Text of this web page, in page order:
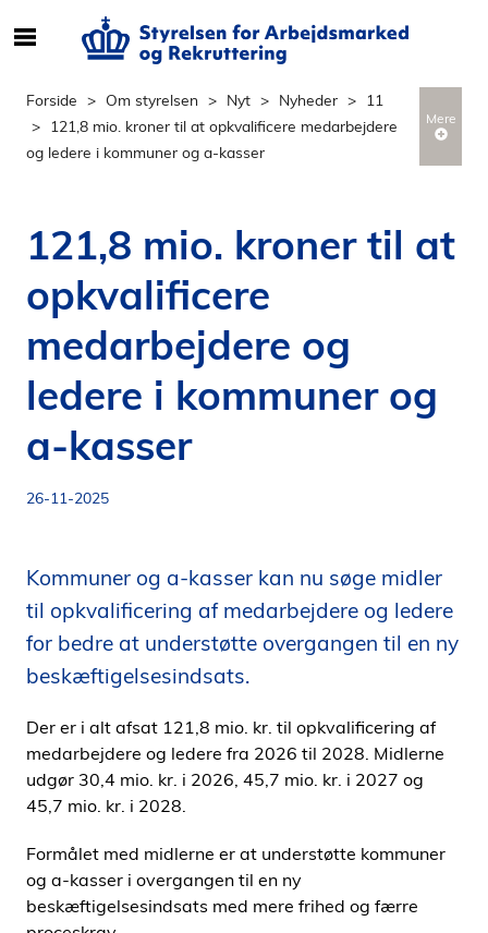
e
f
d
o
d
å
n
Forside Om styrelsen Nyt Nyheder
11
121,8 mio. kroner til at opkvalificere medarbejdere
og ledere i kommuner og a-kasser
121,8 mio. kroner til at
opkvalificere
medarbejdere og
ledere i kommuner og
a-kasser
26-11-2025
Kommuner og a-kasser kan nu søge midler
til opkvalificering af medarbejdere og ledere
for bedre at understøtte overgangen til en ny
beskæftigelsesindsats.
Der er i alt afsat 121,8 mio. kr. til opkvalificering af
medarbejdere og ledere fra 2026 til 2028. Midlerne
udgør 30,4 mio. kr. i 2026, 45,7 mio. kr. i 2027 og
45,7 mio. kr. i 2028.
Formålet med midlerne er at understøtte kommuner
og a-kasser i overgangen til en ny
beskæftigelsesindsats med mere frihed og færre